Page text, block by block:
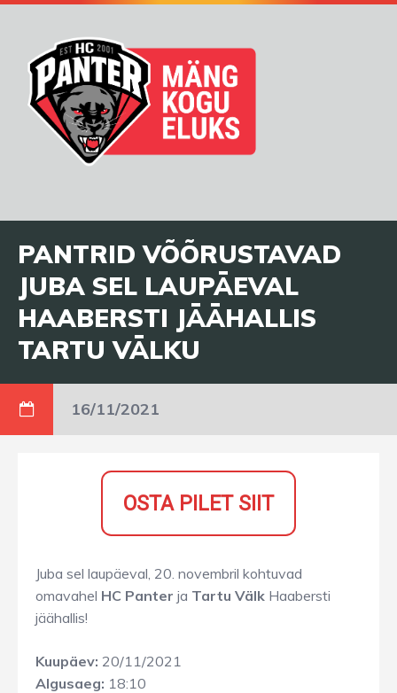
PANTRID VÕÕRUSTAVAD
JUBA SEL LAUPÄEVAL
HAABERSTI JÄÄHALLIS
TARTU VÄLKU
16/11/2021
OSTA PILET SIIT
Juba sel laupäeval, 20. novembril kohtuvad
omavahel HC Panter ja Tartu Välk Haabersti
jäähallis!
Kuupäev: 20/11/2021
Algusaeg: 18:10